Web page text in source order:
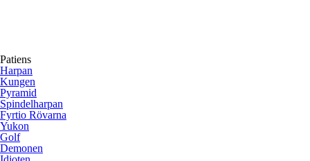
Patiens
Harpan
Kungen
Pyramid
Spindelharpan
Fyrtio Rövarna
Yukon
Golf
Demonen